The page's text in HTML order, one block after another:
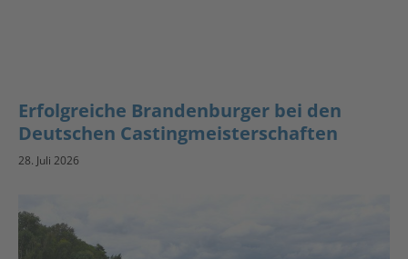
Erfolgreiche Brandenburger bei den
Deutschen Castingmeisterschaften
28. Juli 2026